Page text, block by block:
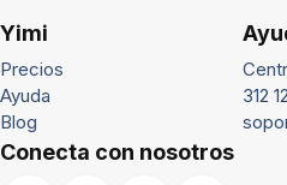
Yimi
Precios
Ayuda
Blog
312
Conecta con nosotros